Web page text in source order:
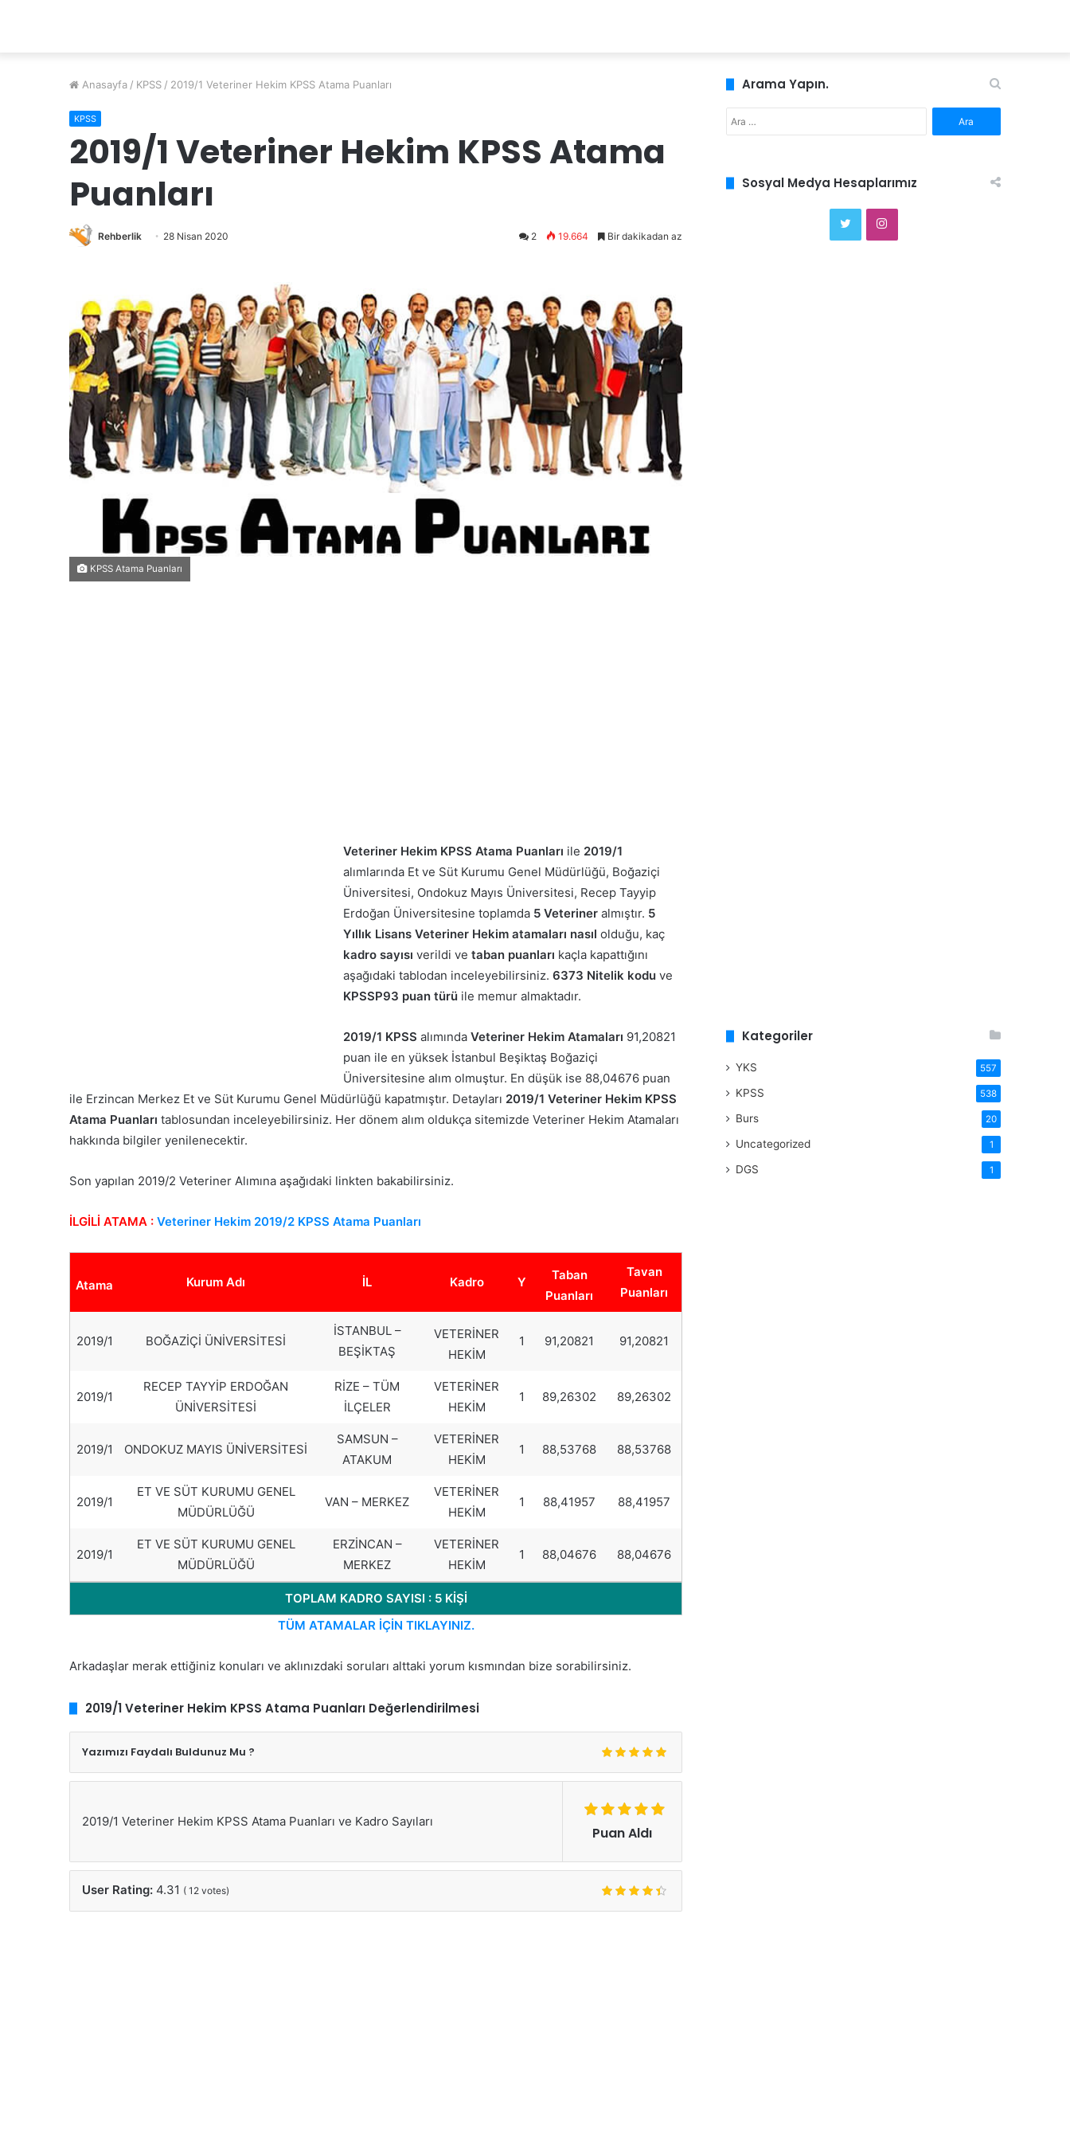
Anasayfa / KPSS / 2019/1 Veteriner Hekim KPSS Atama Puanları
KPSS
2019/1 Veteriner Hekim KPSS Atama
Puanları
Rehberlik 28 Nisan 2020 2 19.664 Bir dakikadan az
KPSS Atama Puanları
Veteriner Hekim KPSS Atama Puanları ile 2019/1
alımlarında Et ve Süt Kurumu Genel Müdürlüğü, Boğaziçi
Üniversitesi, Ondokuz Mayıs Üniversitesi, Recep Tayyip
Erdoğan Üniversitesine toplamda 5 Veteriner almıştır. 5
Yıllık Lisans Veteriner Hekim atamaları nasıl olduğu, kaç
kadro sayısı verildi ve taban puanları kaçla kapattığını
aşağıdaki tablodan inceleyebilirsiniz. 6373 Nitelik kodu ve
KPSSP93 puan türü ile memur almaktadır.
2019/1 KPSS alımında Veteriner Hekim Atamaları 91,20821
puan ile en yüksek İstanbul Beşiktaş Boğaziçi
Üniversitesine alım olmuştur. En düşük ise 88,04676 puan
ile Erzincan Merkez Et ve Süt Kurumu Genel Müdürlüğü kapatmıştır. Detayları 2019/1 Veteriner Hekim KPSS
Atama Puanları tablosundan inceleyebilirsiniz. Her dönem alım oldukça sitemizde Veteriner Hekim Atamaları
hakkında bilgiler yenilenecektir.
Son yapılan 2019/2 Veteriner Alımına aşağıdaki linkten bakabilirsiniz.
İLGİLİ ATAMA : Veteriner Hekim 2019/2 KPSS Atama Puanları
Atama Kurum Adı İL Kadro Y
Taban
Puanları
Tavan
Puanları
2019/1 BOĞAZİÇİ ÜNİVERSİTESİ
İSTANBUL –
BEŞİKTAŞ
VETERİNER
HEKİM
1 91,20821 91,20821
2019/1
RECEP TAYYİP ERDOĞAN
ÜNİVERSİTESİ
RİZE – TÜM
İLÇELER
VETERİNER
HEKİM
1 89,26302 89,26302
2019/1 ONDOKUZ MAYIS ÜNİVERSİTESİ
SAMSUN –
ATAKUM
VETERİNER
HEKİM
1 88,53768 88,53768
2019/1
ET VE SÜT KURUMU GENEL
MÜDÜRLÜĞÜ
VAN – MERKEZ
VETERİNER
HEKİM
1 88,41957 88,41957
2019/1
ET VE SÜT KURUMU GENEL
MÜDÜRLÜĞÜ
ERZİNCAN –
MERKEZ
VETERİNER
HEKİM
1 88,04676 88,04676
TOPLAM KADRO SAYISI : 5 KİŞİ
TÜM ATAMALAR İÇİN TIKLAYINIZ.
Arkadaşlar merak ettiğiniz konuları ve aklınızdaki soruları alttaki yorum kısmından bize sorabilirsiniz.
2019/1 Veteriner Hekim KPSS Atama Puanları Değerlendirilmesi
Yazımızı Faydalı Buldunuz Mu ?
Puan Aldı
2019/1 Veteriner Hekim KPSS Atama Puanları ve Kadro Sayıları
User Rating: 4.31 ( 12 votes)
Arama Yapın.
Sosyal Medya Hesaplarımız
TwitterInstagram
Kategoriler
YKS 557
KPSS 538
Burs 20
Uncategorized 1
DGS 1